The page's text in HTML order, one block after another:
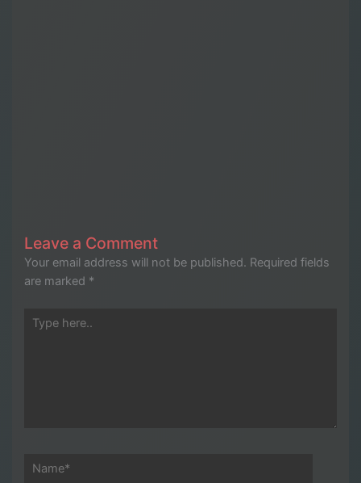
Leave a Comment
Your email address will not be published. Required fields
are marked *
Type
Name*